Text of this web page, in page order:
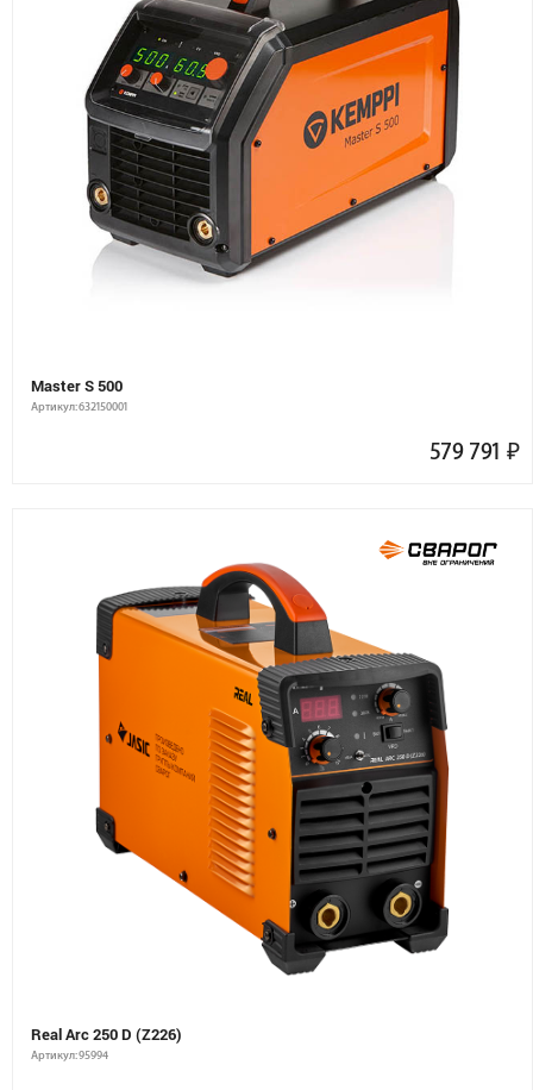
Master S 500
Артикул: 632150001
579 791 ₽
Real Arc 250 D (Z226)
Артикул: 95994